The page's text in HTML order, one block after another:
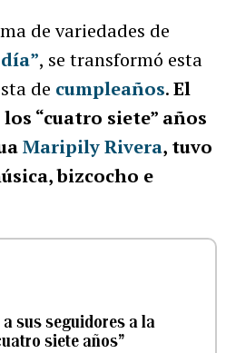
de variedades de
, se transformó esta
de cumpleaños.El
“cuatro siete” años
Maripily Rivera, tuvo
bizcocho e
sus seguidores a la
siete años”